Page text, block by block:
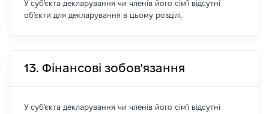
У суб'єкта декларування чи членів його сім'ї відсутні
об'єкти для декларування в цьому розділі.
13. Фінансові зобов'язання
У суб'єкта декларування чи членів його сім'ї відсутні